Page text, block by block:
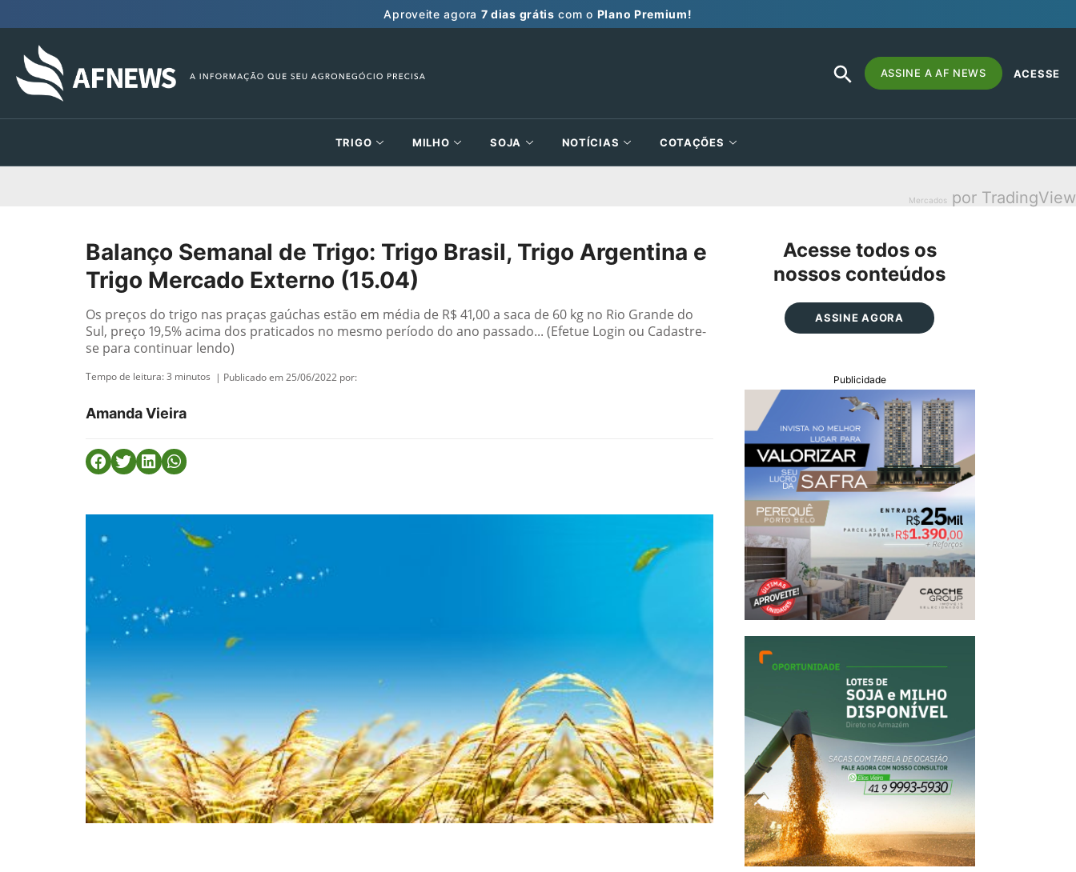
Aproveite agora 7 dias grátis com o Plano Premium!
Search
for:
SEARCH
BUTTON
ASSINE A AF NEWS ACESSE
TRIGO MILHO SOJA NOTÍCIAS COTAÇÕES
Mercados por TradingView
Balanço Semanal de Trigo: Trigo Brasil, Trigo Argentina e
Trigo Mercado Externo (15.04)
Os preços do trigo nas praças gaúchas estão em média de R$ 41,00 a saca de 60 kg no Rio Grande do
Sul, preço 19,5% acima dos praticados no mesmo período do ano passado... (Efetue Login ou Cadastre-
se para continuar lendo)
Tempo de leitura:3 minutos | Publicado em 25/06/2022 por:
Amanda Vieira
Acesse todos os
nossos conteúdos
ASSINE AGORA
Publicidade